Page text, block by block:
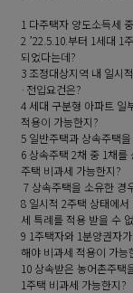
1 다주택자 양도소득세
2 ’22.5.10.부터 1세대 1
되었다는데?
3 조정대상지역 내 일시
·전입요건은?
4 세대 구분형 아파트 일
적용이 가능한지?
5 일반주택과 상속주택
6 상속주택 2채 중 1채를
주택 비과세 가능한지?
7 상속주택을 소유한 경
8 일시적 2주택 상태에
세 특례를 적용 받을 수
9 1주택자와 1분양권자
해야 비과세 적용이 가능
10 상속받은 농어촌주택
1주택 비과세 가능한지?